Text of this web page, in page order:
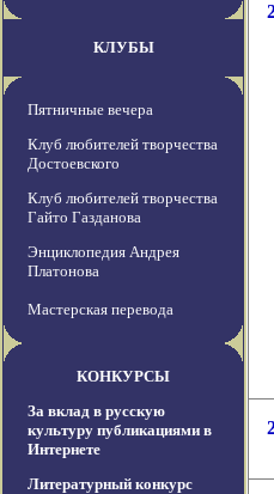
КЛУБЫ
Пятничные вечера
Клуб любителей творчества
Достоевского
Клуб любителей творчества
Гайто Газданова
Энциклопедия Андрея
Платонова
Мастерская перевода
КОНКУРСЫ
За вклад в русскую
культуру публикациями в
Интернете
Литературный конкурс